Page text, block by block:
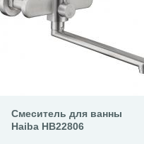
Смеситель для ванны
Haiba HB22806